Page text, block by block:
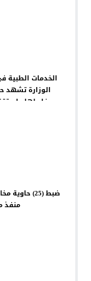
الخدمات الطبية
الوزارة تشهد
مفاصلها ولم تقتصر على العمل
ضبط (25)
منفذ